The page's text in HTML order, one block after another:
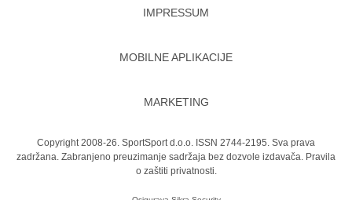
IMPRESSUM
MOBILNE APLIKACIJE
MARKETING
Copyright 2008-26. SportSport d.o.o. ISSN 2744-2195. Sva prava
zadržana. Zabranjeno preuzimanje sadržaja bez dozvole izdavača. Pravila
o zaštiti privatnosti.